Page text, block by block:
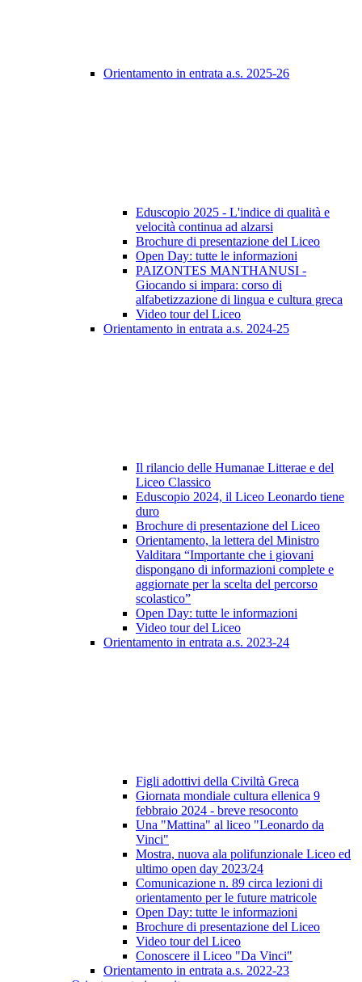
Orientamento in entrata a.s. 2025-26
Eduscopio 2025 - L'indice di qualità e
velocità continua ad alzarsi
Brochure di presentazione del Liceo
Open Day: tutte le informazioni
PAIZONTES MANTHANUSI -
Giocando si impara: corso di
alfabetizzazione di lingua e cultura greca
Video tour del Liceo
Orientamento in entrata a.s. 2024-25
Il rilancio delle Humanae Litterae e del
Liceo Classico
Eduscopio 2024, il Liceo Leonardo tiene
duro
Brochure di presentazione del Liceo
Orientamento, la lettera del Ministro
Valditara “Importante che i giovani
dispongano di informazioni complete e
aggiornate per la scelta del percorso
scolastico”
Open Day: tutte le informazioni
Video tour del Liceo
Orientamento in entrata a.s. 2023-24
Figli adottivi della Civiltà Greca
Giornata mondiale cultura ellenica 9
febbraio 2024 - breve resoconto
Una "Mattina" al liceo "Leonardo da
Vinci"
Mostra, nuova ala polifunzionale Liceo ed
ultimo open day 2023/24
Comunicazione n. 89 circa lezioni di
orientamento per le future matricole
Open Day: tutte le informazioni
Brochure di presentazione del Liceo
Video tour del Liceo
Conoscere il Liceo "Da Vinci"
Orientamento in entrata a.s. 2022-23